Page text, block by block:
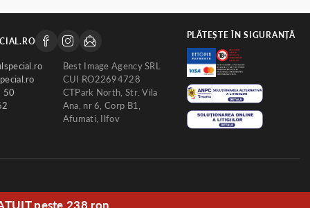
50
Best Image Agency SRL
CUI RO22694728
CTPark North, Str. Vila
Ana, nr 6, Corp B1,
Afumati, Ilfov
PLĂTEȘTE ÎN SIGURANȚĂ